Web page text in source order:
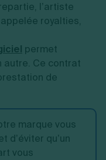
l’artiste
royalties,
permet
autre. Ce contrat
de
marque vous
d’éviter qu’un
vous